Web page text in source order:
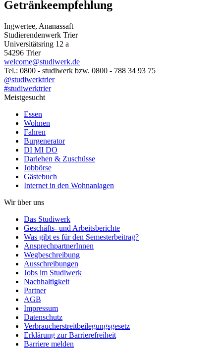
Getränkeempfehlung
Ingwertee, Ananassaft
Studierendenwerk Trier
Universitätsring 12 a
54296 Trier
welcome@studiwerk.de
Tel.: 0800 - studiwerk bzw. 0800 - 788 34 93 75
@studiwerktrier
#studiwerktrier
Meistgesucht
Essen
Wohnen
Fahren
Burgenerator
DI MI DO
Darlehen & Zuschüsse
Jobbörse
Gästebuch
Internet in den Wohnanlagen
Wir über uns
Das Studiwerk
Geschäfts- und Arbeitsberichte
Was gibt es für den Semesterbeitrag?
AnsprechpartnerInnen
Wegbeschreibung
Ausschreibungen
Jobs im Studiwerk
Nachhaltigkeit
Partner
AGB
Impressum
Datenschutz
Verbraucherstreitbeilegungsgesetz
Erklärung zur Barrierefreiheit
Barriere melden